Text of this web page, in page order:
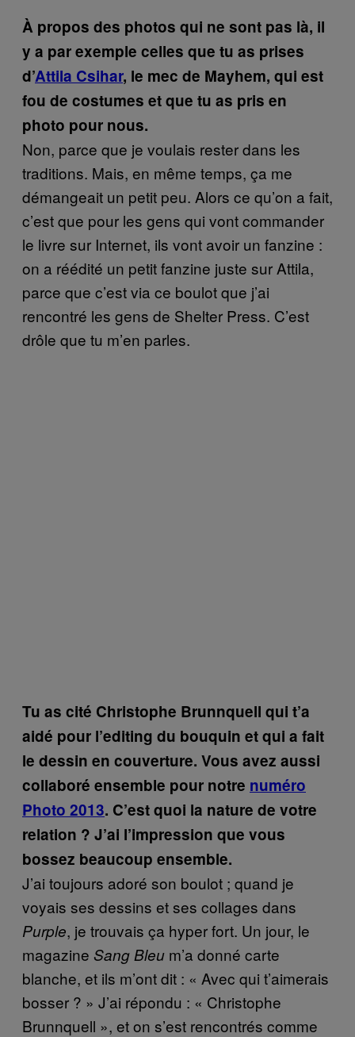
À propos des photos qui ne sont pas là, il
y a par exemple celles que tu as prises
d’Attila Csihar, le mec de Mayhem, qui est
fou de costumes et que tu as pris en
photo pour nous.
Non, parce que je voulais rester dans les
traditions. Mais, en même temps, ça me
démangeait un petit peu. Alors ce qu’on a fait,
c’est que pour les gens qui vont commander
le livre sur Internet, ils vont avoir un fanzine :
on a réédité un petit fanzine juste sur Attila,
parce que c’est via ce boulot que j’ai
rencontré les gens de Shelter Press. C’est
drôle que tu m’en parles.
Tu as cité Christophe Brunnquell qui t’a
aidé pour l’editing du bouquin et qui a fait
le dessin en couverture. Vous avez aussi
collaboré ensemble pour notre numéro
Photo 2013. C’est quoi la nature de votre
relation ? J’ai l’impression que vous
bossez beaucoup ensemble.
J’ai toujours adoré son boulot ; quand je
voyais ses dessins et ses collages dans
Purple, je trouvais ça hyper fort. Un jour, le
magazine Sang Bleu m’a donné carte
blanche, et ils m’ont dit : « Avec qui t’aimerais
bosser ? » J’ai répondu : « Christophe
Brunnquell », et on s’est rencontrés comme